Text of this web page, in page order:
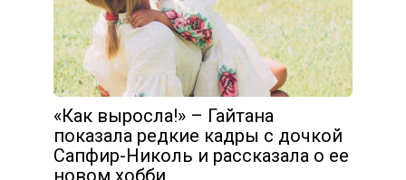
«Как выросла!» – Гайтана
показала редкие кадры с дочкой
Сапфир-Николь и рассказала о ее
новом хобби